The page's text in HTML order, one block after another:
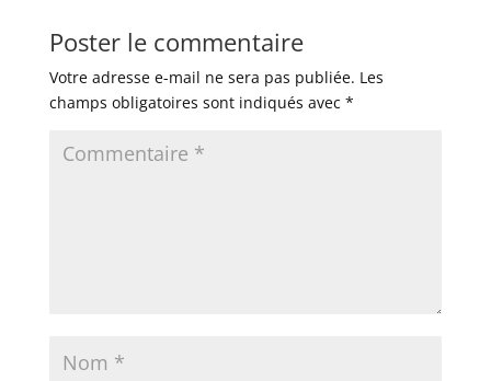
Poster le commentaire
Votre adresse e-mail ne sera pas publiée. Les
champs obligatoires sont indiqués avec *